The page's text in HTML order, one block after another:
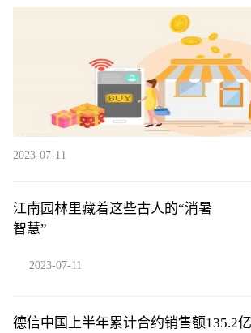
“好玩”
2023-07-11
江南园林里藏着这些古人的“消暑
智慧”
2023-07-11
德信中国上半年累计合约销售额135.2